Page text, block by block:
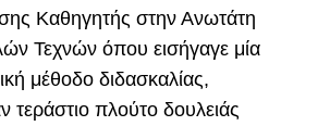
Καθηγητής στην Ανωτάτη
Τεχνών όπου εισήγαγε μία
μέθοδο διδασκαλίας,
τεράστιο πλούτο δουλειάς